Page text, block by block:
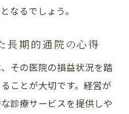
なるでしょう。
長期的通院の心得
その医院の損益状況を踏
ことが大切です。経営が
診療サービスを提供しや